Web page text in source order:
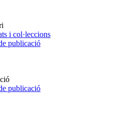
i col·leccions
publicació
publicació